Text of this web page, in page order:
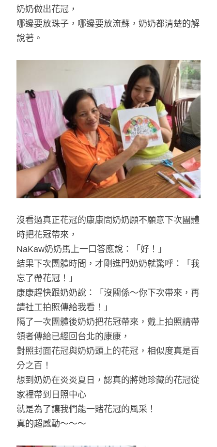
奶奶做出花冠，
哪邊要放珠子，哪邊要放流蘇，奶奶都清楚的解
說著。
沒看過真正花冠的康康問奶奶願不願意下次團體
時把花冠帶來，
NaKaw奶奶馬上一口答應說：「好！」
結果下次團體時間，才剛進門奶奶就驚呼：「我
忘了帶花冠！」
康康趕快跟奶奶說：「沒關係～你下次帶來，再
請社工拍照傳給我看！」
隔了一次團體後奶奶把花冠帶來，戴上拍照請帶
領者傳給已經回台北的康康，
對照封面花冠與奶奶頭上的花冠，相似度真是百
分之百！
想到奶奶在炎炎夏日，認真的將她珍藏的花冠從
家裡帶到日照中心
就是為了讓我們能一賭花冠的風采！
真的超感動～～～